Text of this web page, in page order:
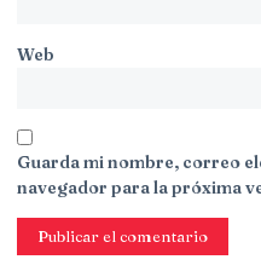
Web
Guarda mi nombre, correo
navegador para la próxima